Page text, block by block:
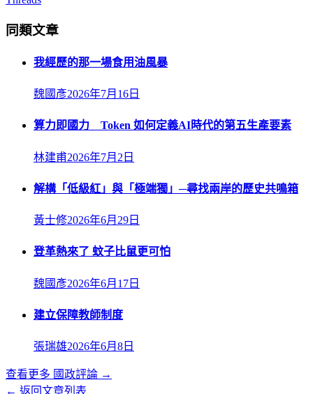
同類文章
我經歷的那一場食用油風暴
魏國彥2026年7月16日
算力即國力 Token 如何定義AI時代的第五生產要素
林建甫2026年7月2日
解構「低級紅」與「極端獨」─尋找兩岸的歷史共鳴箱
黃士修2026年6月29日
登革熱來了 蚊子比鼠更可怕
魏國彥2026年6月17日
建立保障教師制度
張瑞雄2026年6月8日
查看更多 國政評論 →
← 返回文章列表